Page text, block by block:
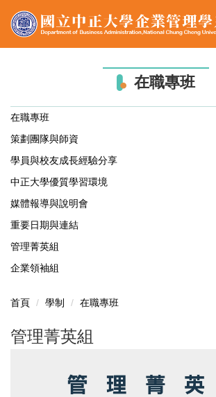
到
在職專班
在職專班
策劃團隊與師資
學員與校友成長經驗分享
中正大學優質學習環境
媒體報導與說明會
重要日期與連結
管理菁英組
企業領袖組
首頁 學制 在職專班
管理菁英組